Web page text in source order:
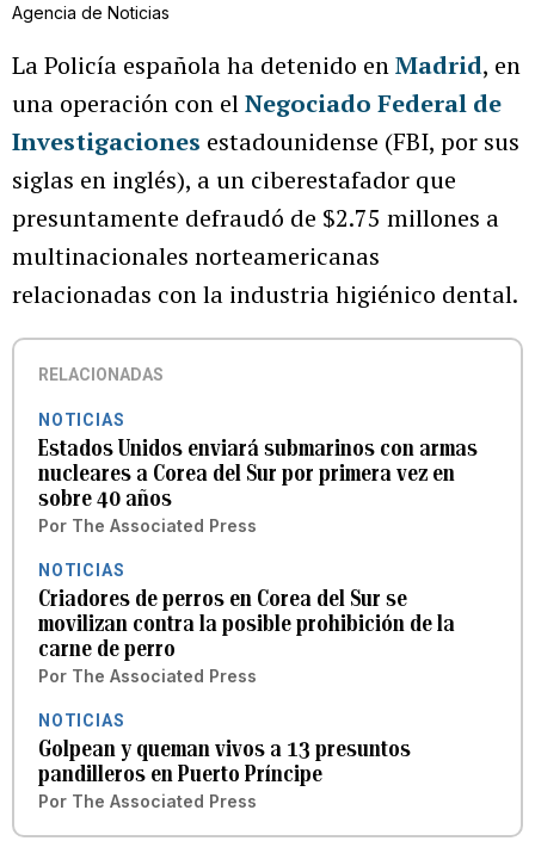
Agencia de Noticias
La Policía española ha detenido enMadrid, en
una operación con elNegociado Federal de
Investigaciones estadounidense (FBI, por sus
siglas en inglés), a un ciberestafador que
presuntamente defraudó de $2.75 millones a
multinacionales norteamericanas
relacionadas con la industria higiénico dental.
RELACIONADAS
NOTICIAS
Estados Unidos enviará submarinos con armas
nucleares a Corea del Sur por primera vez en
sobre 40 años
Por The Associated Press
NOTICIAS
Criadores de perros en Corea del Sur se
movilizan contra la posible prohibición de la
carne de perro
Por The Associated Press
NOTICIAS
Golpean y queman vivos a 13 presuntos
pandilleros en Puerto Príncipe
Por The Associated Press